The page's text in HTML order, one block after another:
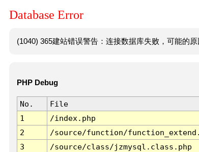
Database Error
(1040) 365建站错误警告：连接数据库失败，可能的
PHP Debug
No. File
1
/index.php
2
/source/function/
3
/source/class/jzmysql.class.php